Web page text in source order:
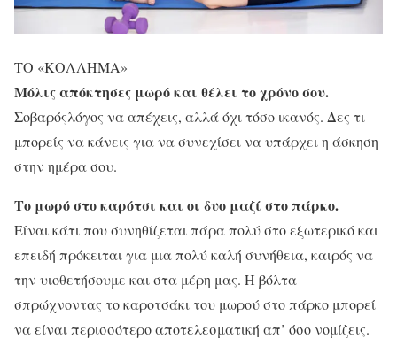
ΤΟ «ΚΟΛΛΗΜΑ»
Μόλις απόκτησες μωρό και θέλει το χρόνο σου.
Σοβαρόςλόγος να απέχεις, αλλά όχι τόσο ικανός. Δες τι
μπορείς να κάνεις για να συνεχίσει να υπάρχει η άσκηση
στην ημέρα σου.
Το μωρό στο καρότσι και οι δυο μαζί στο πάρκο.
Είναι κάτι που συνηθίζεται πάρα πολύ στο εξωτερικό και
επειδή πρόκειται για μια πολύ καλή συνήθεια, καιρός να
την υιοθετήσουμε και στα μέρη μας. Η βόλτα
σπρώχνοντας το καροτσάκι του μωρού στο πάρκο μπορεί
να είναι περισσότερο αποτελεσματική απ’ όσο νομίζεις.